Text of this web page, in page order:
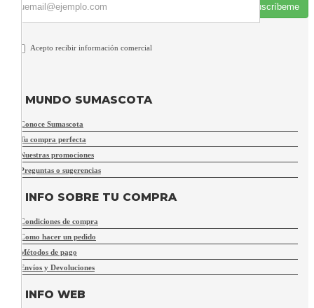
Suscríbeme
Acepto recibir información comercial
MUNDO SUMASCOTA
Conoce Sumascota
Tu compra perfecta
Nuestras promociones
Preguntas o sugerencias
INFO SOBRE TU COMPRA
Condiciones de compra
Como hacer un pedido
Métodos de pago
Envíos y Devoluciones
INFO WEB